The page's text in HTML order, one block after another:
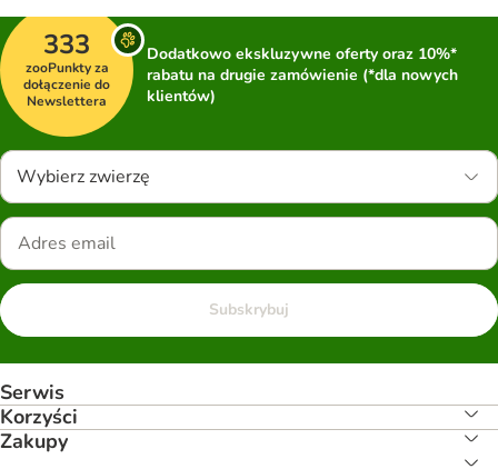
333
zooPunkty za
dołączenie do
Newslettera
Dodatkowo ekskluzywne oferty oraz 10%*
rabatu na drugie zamówienie (*dla nowych
klientów)
Wybierz zwierzę
Subskrybuj
Serwis
Korzyści
Zakupy